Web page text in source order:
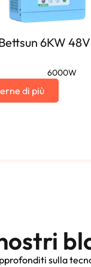
6KW
6000W
di più
sulla